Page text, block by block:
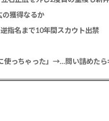
の獲得なるか
指名まで10年間スカウト出禁